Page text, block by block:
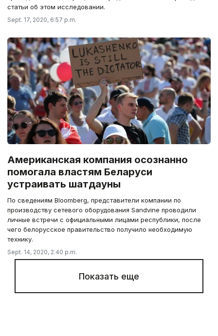
статьи об этом исследовании.
Sept. 17, 2020, 6:57 p.m.
Американская компания осознанно
помогала властям Беларуси
устраивать шатдауны
По сведениям Bloomberg, представители компании по
производству сетевого оборудования Sandvine проводили
личные встречи с официальными лицами республики, после
чего белорусское правительство получило необходимую
технику.
Sept. 14, 2020, 2:40 p.m.
Показать еще